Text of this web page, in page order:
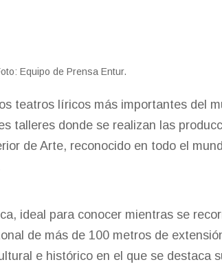
Equipo de Prensa Entur.
teatros líricos más importantes del
talleres donde se realizan las
de Arte, reconocido en todo el
ideal para conocer mientras se
de más de 100 metros de
e histórico en el que se destaca